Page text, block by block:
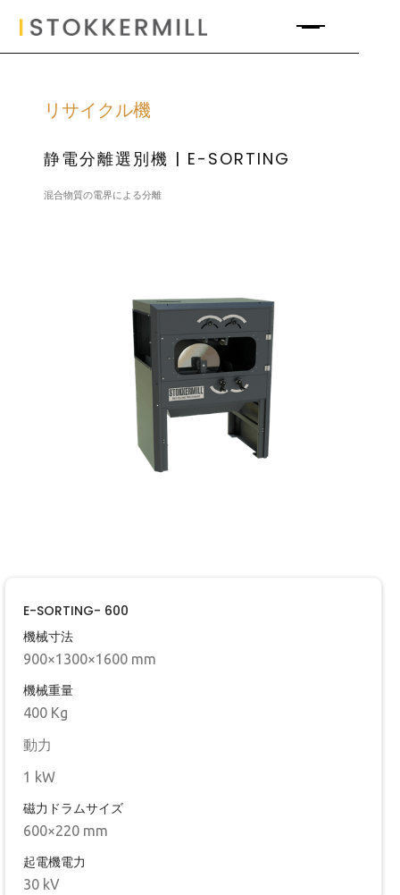
リサイクル機
静電分離選別機 | E-SORTING
混合物質の電界による分離
E-SORTING- 600
機械寸法
900×1300×1600 mm
機械重量
400 Kg
‍動力
1 kW
磁力ドラムサイズ
600×220 mm
起電機電力
30 kV